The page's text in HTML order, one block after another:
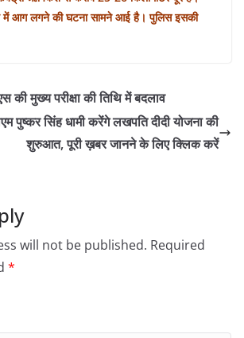
में आग लगने की घटना सामने आई है। पुलिस इसकी
की मुख्य परीक्षा की तिथि में बदलाव
पुष्कर सिंह धामी करेंगे लखपति दीदी योजना की
शुरुआत, पूरी ख़बर जानने के लिए क्लिक करें
will not be published. Required
*